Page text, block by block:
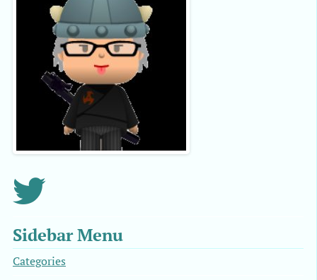
Sidebar Menu
Categories